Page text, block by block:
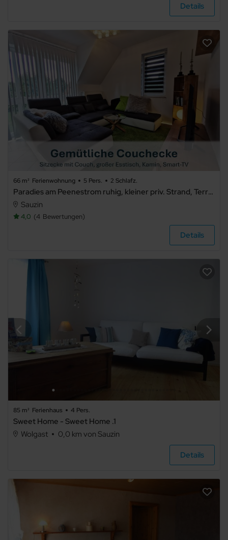
Details
66 m² Ferienwohnung 5 Pers. 2 Schlafz.
Paradies am Peenestrom ruhig, kleiner priv. Strand, Terrasse - Ziemitz - Paradies Am Peenstrom
Sauzin
4,0 4 Bewertungen
Details
85 m² Ferienhaus 4 Pers.
Sweet Home - Sweet Home .1
Wolgast
0,0 km von Sauzin
Details